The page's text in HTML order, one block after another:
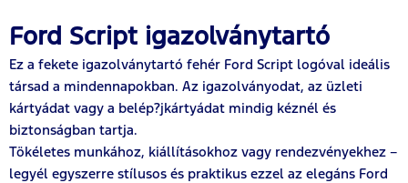
Ford Script igazolványtartó
Ez a fekete igazolványtartó fehér Ford Script logóval ideális
társad a mindennapokban. Az igazolványodat, az üzleti
kártyádat vagy a belép?jkártyádat mindig kéznél és
biztonságban tartja.
Tökéletes munkához, kiállításokhoz vagy rendezvényekhez –
legyél egyszerre stílusos és praktikus ezzel az elegáns Ford